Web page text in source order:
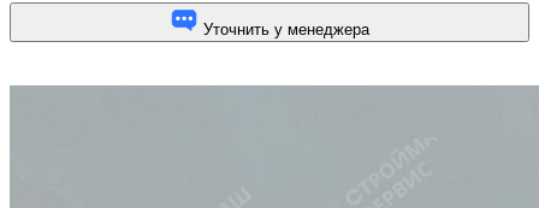
Уточнить у менеджера